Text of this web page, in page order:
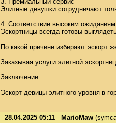
Элитные девушки сотрудничают
4. Соответствие высоким
Эскортницы всегда готовы
По какой причине избирают эскорт
Заказывая услуги элитной
Заключение
Эскорт девицы элитного уровня в
28.04.2025 05:11 MarioMaw